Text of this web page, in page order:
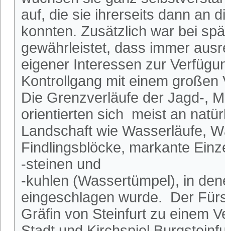
auf, die sie ihrerseits dann an
konnten. Zusätzlich war bei
gewährleistet, dass immer
eigener Interessen zur
Kontrollgang mit einem
Die Grenzverläufe der Jagd-,
orientierten sich meist an
Landschaft wie Wasserläufe,
Findlingsblöcke, markante
-steinen und
-kuhlen (Wassertümpel), in
eingeschlagen wurde. Der
Gräfin von Steinfurt zu einem